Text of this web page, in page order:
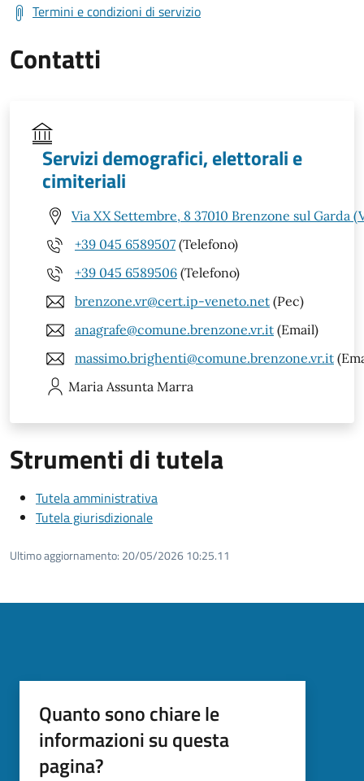
Termini e condizioni di servizio
Contatti
Servizi demografici, elettorali e
cimiteriali
Via XX Settembre, 8 37010 Brenzone sul Garda
+39 045 6589507 (Telefono)
+39 045 6589506 (Telefono)
brenzone.vr@cert.ip-veneto.net (Pec)
anagrafe@comune.brenzone.vr.it (Email)
massimo.brighenti@comune.brenzone.vr.it
Maria Assunta Marra
Strumenti di tutela
Tutela amministrativa
Tutela giurisdizionale
Ultimo aggiornamento: 20/05/2026 10:25.11
Quanto sono chiare le
informazioni su questa
pagina?